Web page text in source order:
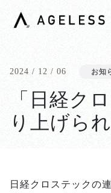
2024 / 12 / 06 お知
「日経ク
り上げら
日経クロステックの